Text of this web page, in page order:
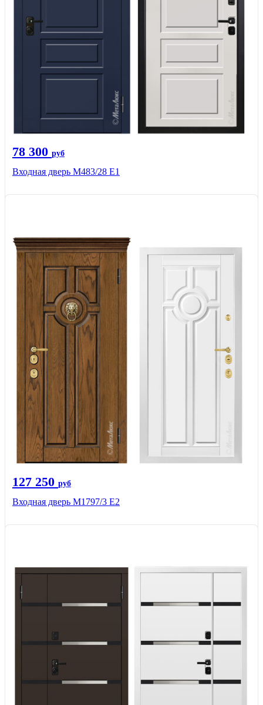
78 300 руб
Входная дверь М483/28 Е1
127 250 руб
Входная дверь М1797/3 Е2